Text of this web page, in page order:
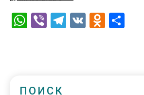
WhatsApp
ViberTelegram
VK
ПОИСК